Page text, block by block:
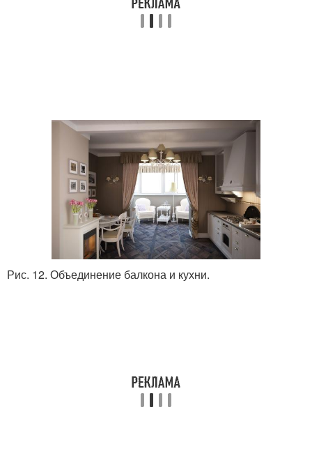
Жилая комната
Перепланировки в
жилую комнату
Рис. 12. Объединение балкона и кухни.